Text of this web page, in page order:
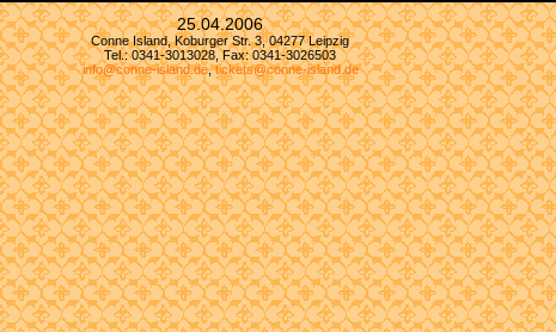
25.04.2006
Conne Island, Koburger Str. 3, 04277 Leipzig
Tel.: 0341-3013028, Fax: 0341-3026503
info@conne-island.de,tickets@conne-island.de